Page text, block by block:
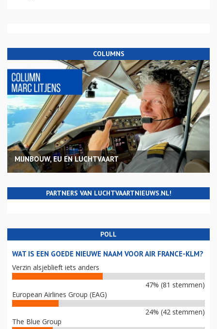
COLUMNS
MIJNBOUW, EU EN LUCHTVAART
PARTNERS VAN LUCHTVAARTNIEUWS.NL!
POLL
WAT IS EEN GOEDE NIEUWE NAAM VOOR AIR FRANCE-KLM?
Verzin alsjeblieft iets anders
47% (81 stemmen)
European Airlines Group (EAG)
24% (42 stemmen)
The Blue Group